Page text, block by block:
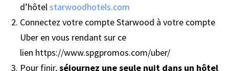
d’hôtelstarwoodhotels.com
Connectez votre compte Starwood à votre compte
Uber en vous rendant sur ce
lien https://www.spgpromos.com/uber/
Pour finir,séjournez une seule nuit dans un hôtel